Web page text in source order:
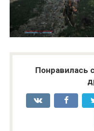
Понравилась